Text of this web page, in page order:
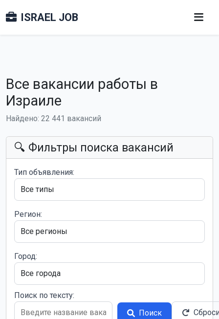
ISRAEL JOB
Все вакансии работы в
Израиле
Найдено: 22 441 вакансий
🔍 Фильтры поиска вакансий
Тип объявления:
Регион:
Город:
Поиск по тексту:
Поиск